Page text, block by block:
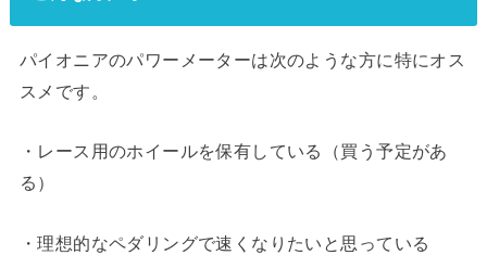
パイオニアのパワーメーターは次のような方に特にオス
スメです。
・レース用のホイールを保有している（買う予定があ
る）
・理想的なペダリングで速くなりたいと思っている